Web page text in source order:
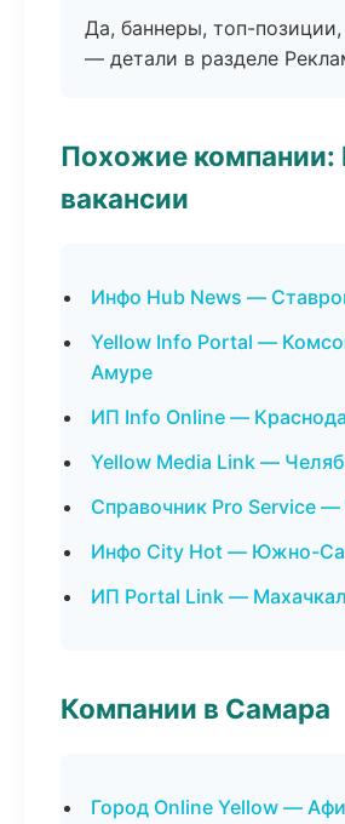
Да, баннеры, топ-
— детали в разделе
Похожие компании:
вакансии
Инфо Hub News —
Yellow Info Portal —
Амуре
ИП Info Online —
Yellow Media Link —
Справочник Pro Service
Инфо City Hot — Южно-
ИП Portal Link —
Компании в Самара
Город Online Yellow —